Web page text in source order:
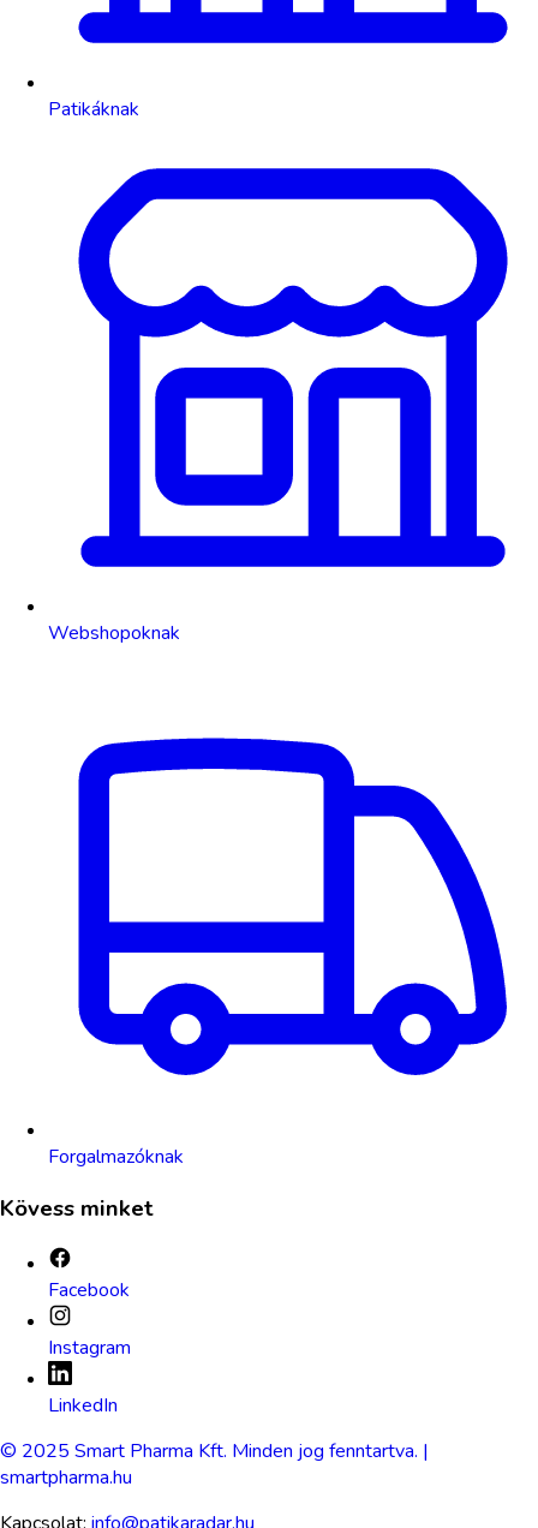
Patikáknak
Webshopoknak
Forgalmazóknak
Kövess minket
Facebook
Instagram
LinkedIn
© 2025 Smart Pharma Kft. Minden jog fenntartva. |
smartpharma.hu